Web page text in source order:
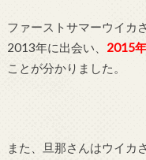
ファーストサマーウイカ
2013年に出会い、 2015
ことが分かりました。
また、旦那さんはウイカ